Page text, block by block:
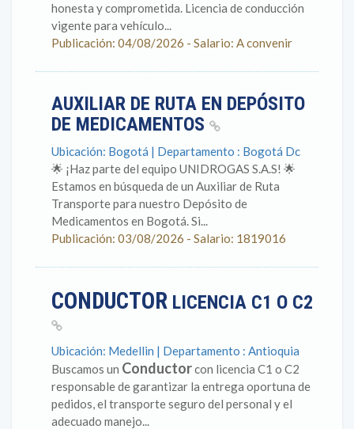
honesta y comprometida. Licencia de conducción
vigente para vehículo...
Publicación: 04/08/2026 - Salario: A convenir
AUXILIAR DE RUTA EN DEPÓSITO
DE MEDICAMENTOS
Ubicación: Bogotá | Departamento : Bogotá Dc
🌟 ¡Haz parte del equipo UNIDROGAS S.A.S! 🌟
Estamos en búsqueda de un Auxiliar de Ruta
Transporte para nuestro Depósito de
Medicamentos en Bogotá. Si...
Publicación: 03/08/2026 - Salario: 1819016
CONDUCTOR LICENCIA C1 O C2
Ubicación: Medellin | Departamento : Antioquia
Buscamos un Conductorcon licencia C1 o C2
responsable de garantizar la entrega oportuna de
pedidos, el transporte seguro del personal y el
adecuado manejo...